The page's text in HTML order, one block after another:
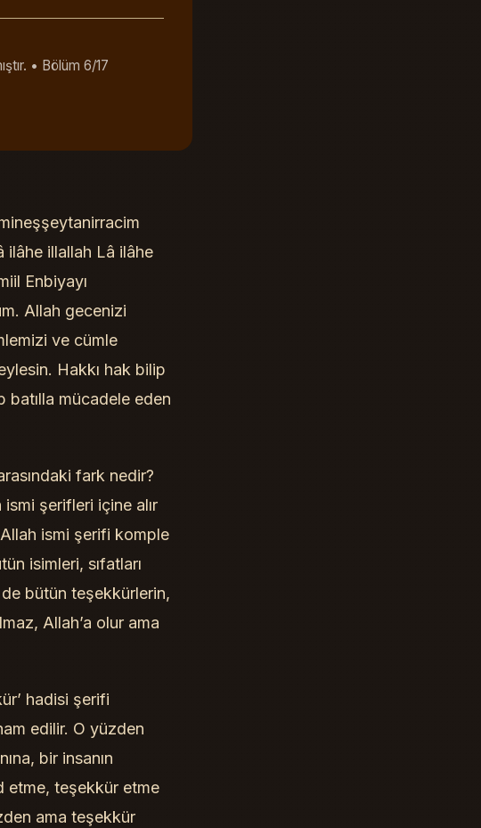
• Bölüm 6/17
ilâhe illallah Lâ ilâhe
Enbiyayı
Allah gecenizi
ve cümle
Hakkı hak bilip
batılla mücadele eden
fark nedir?
şerifleri içine alır
ismi şerifi komple
isimleri, sıfatları
de bütün teşekkürlerin,
Allah’a olur ama
hadisi şerifi
edilir. O yüzden
bir insanın
etme, teşekkür etme
ama teşekkür